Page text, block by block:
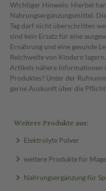
Wichtiger Hinweis: Hierbei
Nahrungsergänzungsmittel.
Tag darf nicht überschritten
sind kein Ersatz für eine
Ernährung und eine gesunde
Reichweite von Kindern
Artikels nähere Informationen
Produktes? Unter der
gerne Auskunft über die
Weitere Produkte aus:
Elektrolyte Pulver
weitere Produkte für
Nahrungsergänzung für